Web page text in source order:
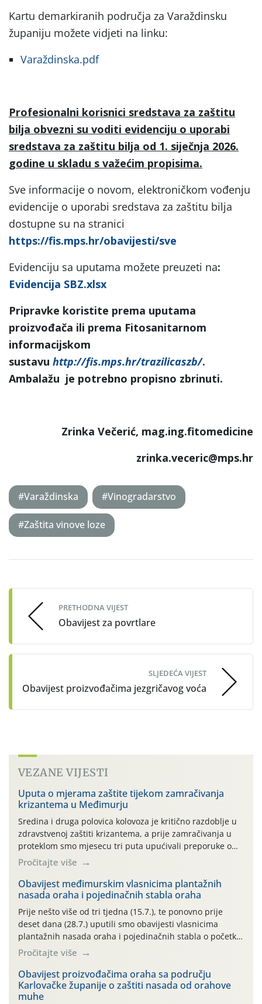
Kartu demarkiranih područja za Varaždinsku
županiju možete vidjeti na linku:
Varaždinska.pdf
Profesionalni korisnici sredstava za zaštitu
bilja obvezni su voditi evidenciju o uporabi
sredstava za zaštitu bilja od 1. siječnja 2026.
godine u skladu s važećim propisima.
Sve informacije o novom, elektroničkom vođenju
evidencije o uporabi sredstava za zaštitu bilja
dostupne su na stranici
https://fis.mps.hr/obavijesti/sve
Evidenciju sa uputama možete preuzeti na:
Evidencija SBZ.xlsx
Pripravke koristite prema uputama
proizvođača ili prema Fitosanitarnom
informacijskom
sustavu http://fis.mps.hr/trazilicaszb/.
Ambalažu je potrebno propisno zbrinuti.
Zrinka Večerić, mag.ing.fitomedicine
zrinka.veceric@mps.hr
#Varaždinska #Vinogradarstvo
#Zaštita vinove loze
navigation
PRETHODNA VIJEST
Obavijest za povrtlare
SLJEDEĆA VIJEST
Obavijest proizvođačima jezgričavog voća
VEZANE VIJESTI
Uputa o mjerama zaštite tijekom zamračivanja
krizantema u Međimurju
Sredina i druga polovica kolovoza je kritično razdoblje u
zdravstvenoj zaštiti krizantema, a prije zamračivanja u
proteklom smo mjesecu tri puta upućivali preporuke o
preventivnim mjerama zaštite krizantema od najčešćih
uzročnika bolesti, štetnika i fito-fagnih grinja (23.7., 14.7.,
06.7.)! Na početku ovog mjeseca je zabilježeno je
povijesno i ekstremno vruće meteorološko razdoblje, uz
najviše temperature […]
Pročitajte više
Obavijest međimurskim vlasnicima plantažnih
nasada oraha i pojedinačnih stabla oraha
Prije nešto više od tri tjedna (15.7.), te ponovno prije
deset dana (28.7.) uputili smo obavijesti vlasnicima
plantažnih nasada oraha i pojedinačnih stabla o početku
leta i ovogodišnjoj potrebi usmjerenog suzbijanja
orahove muhe (Rhagoletis completa)! Već dvanaest dana
traje drugi ovogodišnji “toplinski udar”, koji naročito
izražen zadnja šest dana (31.7.-05.8.), jer najviše
temperature zraka svakodnevno […]
Pročitajte više
Obavijest proizvođačima oraha sa području
Karlovačke županije o zaštiti nasada od orahove
muhe